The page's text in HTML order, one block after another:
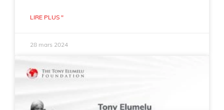
LIRE PLUS "
28 mars 2024